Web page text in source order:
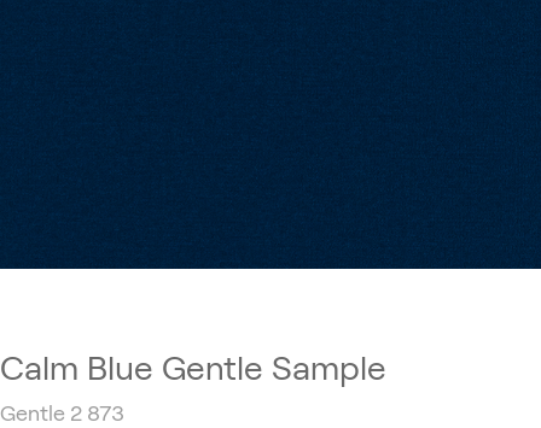
Calm Blue Gentle Sample
Gentle 2 873